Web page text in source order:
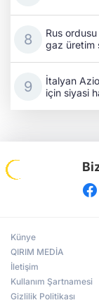
Rus
gaz üretim
İtalyan
için siyasi
Künye
QIRIM MEDİA
İletişim
Kullanım Şartnamesi
Gizlilik Politikası